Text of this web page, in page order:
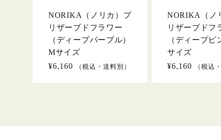
NORIKA（ノリカ）プ
リザーブドフラワー
（ディープパープル）
Mサイズ
通
¥6,160 （税込・送料別）
NORIKA（ノ
リザーブドフ
（ディープピ
サイズ
通
¥6,160 （税込